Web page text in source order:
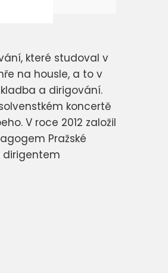
které studoval v
na housle, a to v
a dirigování.
koncertě
V roce 2012 založil
Pražské
dirigentem